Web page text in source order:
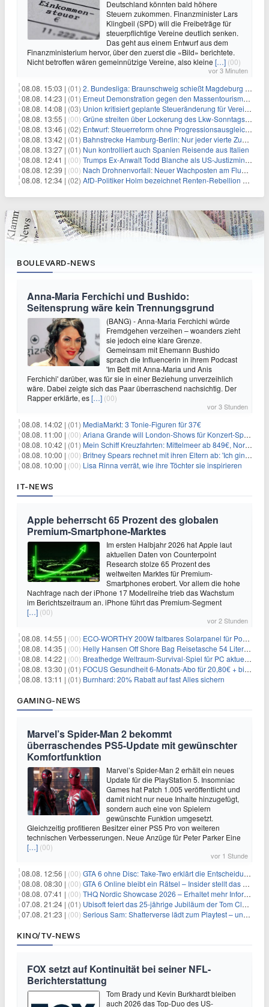
Deutschland könnten bald höhere
Steuern zukommen. Finanzminister Lars
Klingbeil (SPD) will die Freibeträge für
steuerpflichtige Vereine deutlich senken.
Das geht aus einem Entwurf aus dem
Finanzministerium hervor, über den zuerst die «Bild» berichtete.
Nicht betroffen wären gemeinnützige Vereine, also kleine […] (00)
vor 3 Minuten
08.08. 15:03 | (01) 2. Bundesliga: Braunschweig schießt Magdeburg ab
08.08. 14:23 | (01) Erneut Demonstration gegen den Massentourismus auf Mallorca
08.08. 14:08 | (03) Union kritisiert geplante Steueränderung für Vereine
08.08. 13:55 | (00) Grüne streiten über Lockerung des Lkw-Sonntagsfahrverbots
08.08. 13:46 | (02) Entwurf: Steuerreform ohne Progressionsausgleich geplant
08.08. 13:42 | (01) Bahnstrecke Hamburg-Berlin: Nur jeder vierte Zug pünktlich
08.08. 13:27 | (01) Nun kontrolliert auch Spanien Reisende aus Italien
08.08. 12:41 | (00) Trumps Ex-Anwalt Todd Blanche als US-Justizminister bestätigt
08.08. 12:39 | (00) Nach Drohnenvorfall: Neuer Wachposten am Flughafen
08.08. 12:34 | (02) AfD-Politiker Holm bezeichnet Renten-Rebellion als "Rollenspiel"
BOULEVARD-NEWS
Anna-Maria Ferchichi und Bushido:
Seitensprung wäre kein Trennungsgrund
(BANG) - Anna-Maria Ferchichi würde
Fremdgehen verzeihen – woanders zieht
sie jedoch eine klare Grenze.
Gemeinsam mit Ehemann Bushido
sprach die Influencerin in ihrem Podcast
'Im Bett mit Anna-Maria und Anis
Ferchichi' darüber, was für sie in einer Beziehung unverzeihlich
wäre. Dabei zeigte sich das Paar überraschend nachsichtig. Der
Rapper erklärte, es[…] (00)
vor 3 Stunden
08.08. 14:02 | (01) MediaMarkt: 3 Tonie-Figuren für 37€
08.08. 11:00 | (00) Ariana Grande will London-Shows für Konzert-Special filmen
08.08. 10:42 | (01) Mein Schiff Kreuzfahrten: Mittelmeer ab 849€, Norwegen ab 999€ p.P.
08.08. 10:00 | (00) Britney Spears rechnet mit ihren Eltern ab: 'Ich ging zwei Monate lang auf die Knie und weinte'
08.08. 10:00 | (00) Lisa Rinna verrät, wie ihre Töchter sie inspirieren
IT-NEWS
Apple beherrscht 65 Prozent des globalen
Premium-Smartphone-Marktes
Im ersten Halbjahr 2026 hat Apple laut
aktuellen Daten von Counterpoint
Research stolze 65 Prozent des
weltweiten Marktes für Premium-
Smartphones erobert. Vor allem die hohe
Nachfrage nach der iPhone 17 Modellreihe trieb das Wachstum
im Berichtszeitraum an. iPhone führt das Premium-Segment
[…] (00)
vor 2 Stunden
08.08. 14:55 | (00) ECO-WORTHY 200W faltbares Solarpanel für Powerstation & Camping für 123,99€
08.08. 14:35 | (00) Helly Hansen Off Shore Bag Reisetasche 54 Liter für 29,99€
08.08. 14:22 | (00) Breathedge Weltraum-Survival-Spiel für PC aktuell kostenlos bei Steam
08.08. 13:30 | (01) FOCUS Gesundheit 6-Monats-Abo für 20,80€ + bis zu 20€ Prämie
08.08. 13:11 | (01) Burnhard: 20% Rabatt auf fast Alles sichern
GAMING-NEWS
Marvel’s Spider-Man 2 bekommt
überraschendes PS5-Update mit gewünschter
Komfortfunktion
Marvel’s Spider-Man 2 erhält ein neues
Update für die PlayStation 5. Insomniac
Games hat Patch 1.005 veröffentlicht und
damit nicht nur neue Inhalte hinzugefügt,
sondern auch eine von Spielern
gewünschte Funktion umgesetzt.
Gleichzeitig profitieren Besitzer einer PS5 Pro von weiteren
technischen Verbesserungen. Neue Anzüge für Peter Parker Eine
[…] (00)
vor 1 Stunde
08.08. 12:56 | (00) GTA 6 ohne Disc: Take-Two erklärt die Entscheidung für Download-Codes
08.08. 08:30 | (00) GTA 6 Online bleibt ein Rätsel – Insider stellt das neue Gerücht klar
08.08. 07:41 | (00) THQ Nordic Showcase 2026 – Erhaltet mehr Informationen
07.08. 21:24 | (01) Ubisoft feiert das 25-jährige Jubiläum der Tom Clancy’s Ghost Recon-Reihe
07.08. 21:23 | (00) Serious Sam: Shatterverse lädt zum Playtest – und erscheint schon bald!
KINO/TV-NEWS
FOX setzt auf Kontinuität bei seiner NFL-
Berichterstattung
Tom Brady und Kevin Burkhardt bleiben
auch 2026 das Top-Duo des US-